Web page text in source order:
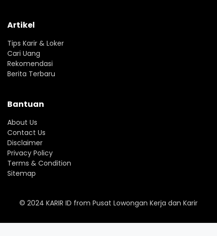
Artikel
Tips Karir & Loker
Cari Uang
Rekomendasi
Berita Terbaru
Bantuan
About Us
Contact Us
Disclaimer
Privacy Policy
Terms & Condition
Sitemap
© 2024 KARIR ID from Pusat Lowongan Kerja dan Karir